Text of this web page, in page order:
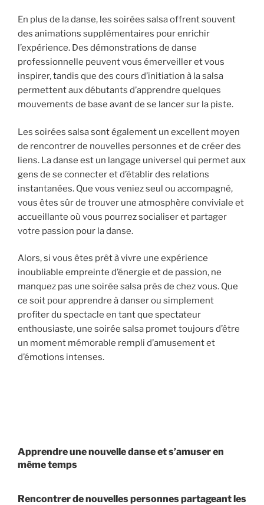
En plus de la danse, les soirées salsa offrent souvent
des animations supplémentaires pour enrichir
l’expérience. Des démonstrations de danse
professionnelle peuvent vous émerveiller et vous
inspirer, tandis que des cours d’initiation à la salsa
permettent aux débutants d’apprendre quelques
mouvements de base avant de se lancer sur la piste.
Les soirées salsa sont également un excellent moyen
de rencontrer de nouvelles personnes et de créer des
liens. La danse est un langage universel qui permet aux
gens de se connecter et d’établir des relations
instantanées. Que vous veniez seul ou accompagné,
vous êtes sûr de trouver une atmosphère conviviale et
accueillante où vous pourrez socialiser et partager
votre passion pour la danse.
Alors, si vous êtes prêt à vivre une expérience
inoubliable empreinte d’énergie et de passion, ne
manquez pas une soirée salsa près de chez vous. Que
ce soit pour apprendre à danser ou simplement
profiter du spectacle en tant que spectateur
enthousiaste, une soirée salsa promet toujours d’être
un moment mémorable rempli d’amusement et
d’émotions intenses.
Apprendre une nouvelle danse et s’amuser en
même temps
Rencontrer de nouvelles personnes partageant les